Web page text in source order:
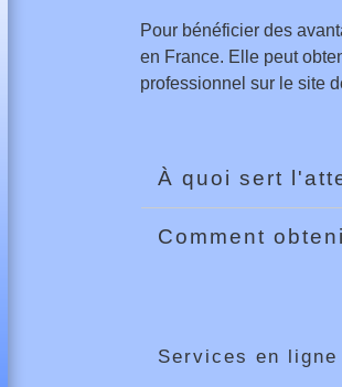
Pour bénéficier des
en France. Elle peut
professionnel sur le site
À quoi sert
Comment
Services en